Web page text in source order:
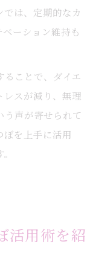
は、定期的なカ
ーション維持も
ことで、ダイエ
レスが減り、無理
う声が寄せられて
ぼを上手に活用
活用術を紹